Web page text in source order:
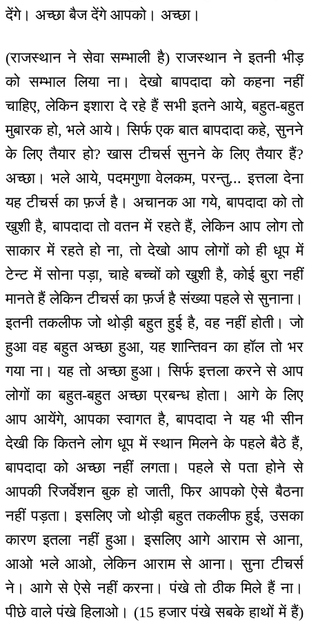
देंगे। अच्छा बैज देंगे आपको। अच्छा।
(राजस्थान ने सेवा सम्भाली है) राजस्थान ने इतनी भीड़
को सम्भाल लिया ना। देखो बापदादा को कहना नहीं
चाहिए, लेकिन इशारा दे रहे हैं सभी इतने आये, बहुत-बहुत
मुबारक हो, भले आये। सिर्फ एक बात बापदादा कहे, सुनने
के लिए तैयार हो? खास टीचर्स सुनने के लिए तैयार हैं?
अच्छा। भले आये, पदमगुणा वेलकम, परन्तु... इत्तला देना
यह टीचर्स का फ़र्ज है। अचानक आ गये, बापदादा को तो
खुशी है, बापदादा तो वतन में रहते हैं, लेकिन आप लोग तो
साकार में रहते हो ना, तो देखो आप लोगों को ही धूप में
टेन्ट में सोना पड़ा, चाहे बच्चों को खुशी है, कोई बुरा नहीं
मानते हैं लेकिन टीचर्स का फ़र्ज है संख्या पहले से सुनाना।
इतनी तकलीफ जो थोड़ी बहुत हुई है, वह नहीं होती। जो
हुआ वह बहुत अच्छा हुआ, यह शान्तिवन का हॉल तो भर
गया ना। यह तो अच्छा हुआ। सिर्फ इत्तला करने से आप
लोगों का बहुत-बहुत अच्छा प्रबन्ध होता। आगे के लिए
आप आयेंगे, आपका स्वागत है, बापदादा ने यह भी सीन
देखी कि कितने लोग धूप में स्थान मिलने के पहले बैठे हैं,
बापदादा को अच्छा नहीं लगता। पहले से पता होने से
आपकी रिजर्वेशन बुक हो जाती, फिर आपको ऐसे बैठना
नहीं पड़ता। इसलिए जो थोड़ी बहुत तकलीफ हुई, उसका
कारण इतला नहीं हुआ। इसलिए आगे आराम से आना,
आओ भले आओ, लेकिन आराम से आना। सुना टीचर्स
ने। आगे से ऐसे नहीं करना। पंखे तो ठीक मिले हैं ना।
पीछे वाले पंखे हिलाओ। (15 हजार पंखे सबके हाथों में हैं)